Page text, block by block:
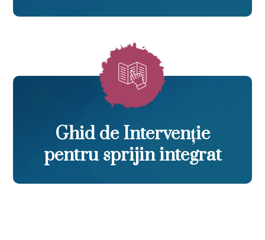
Ghid de Intervenție
pentru sprijin integrat